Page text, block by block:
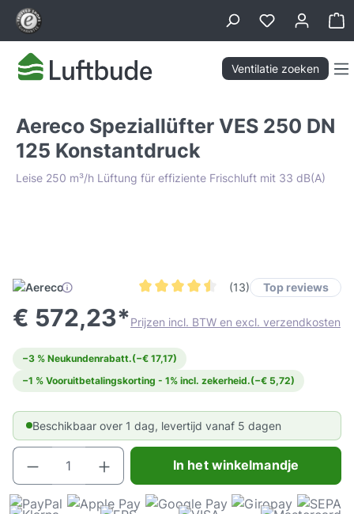
Ventilatie zoeken
Aereco Speziallüfter VES 250 DN
125 Konstantdruck
Leise 250 m³/h Lüftung für effiziente Frischluft mit 33 dB(A)
Lowest Price Guarantee (13) Top reviews
€ 572,23*Prijzen incl. BTW en excl. verzendkosten
−3 % Neukundenrabatt.(−€ 17,17)
−1 % Vooruitbetalingskorting - 1% incl. zekerheid.(−€ 5,72)
Beschikbaar over 1 dag, levertijd vanaf 5 dagen
Producthoeveelheid: Voer de gewenste
In het winkelmandje